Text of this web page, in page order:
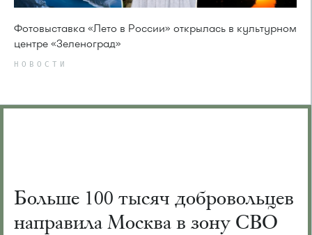
Фотовыставка «Лето в России» открылась в культурном
центре «Зеленоград»
НОВОСТИ
Больше 100 тысяч добровольцев
направила Москва в зону СВО